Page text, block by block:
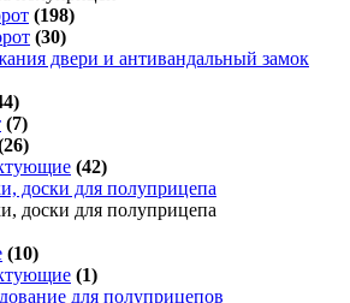
(198)
(30)
двери и антивандальный замок
(7)
(42)
доски для полуприцепа
доски для полуприцепа
(10)
(1)
для полуприцепов